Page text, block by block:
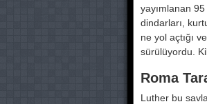
yayımlanan 95
dindarları,
ne yol açtığı
sürülüyordu.
Roma
Luther bu